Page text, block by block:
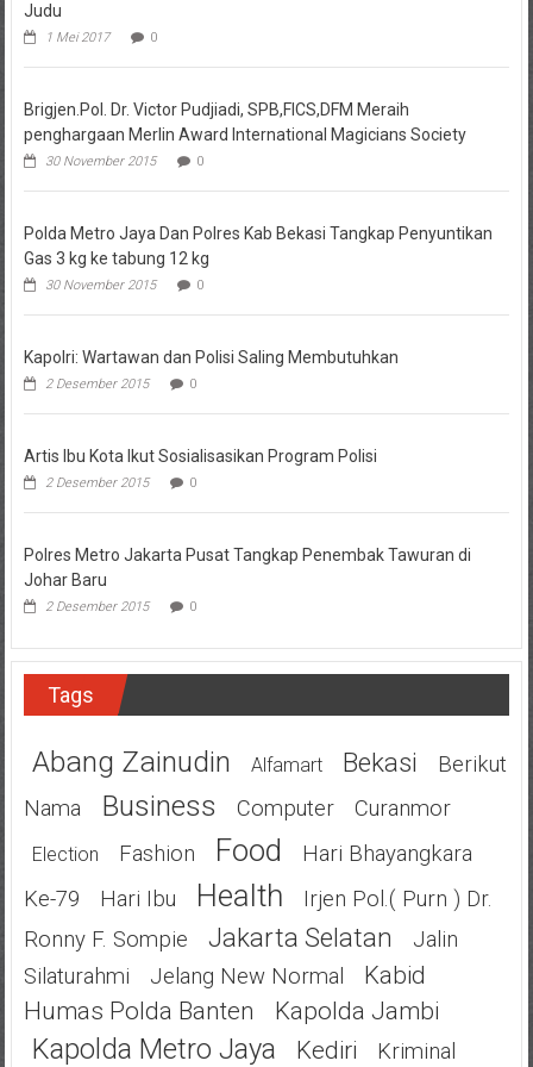
Judu
1 Mei 2017 0
Brigjen.Pol. Dr. Victor Pudjiadi, SPB,FICS,DFM Meraih
penghargaan Merlin Award International Magicians Society
30 November 2015 0
Polda Metro Jaya Dan Polres Kab Bekasi Tangkap Penyuntikan
Gas 3 kg ke tabung 12 kg
30 November 2015 0
Kapolri: Wartawan dan Polisi Saling Membutuhkan
2 Desember 2015 0
Artis Ibu Kota Ikut Sosialisasikan Program Polisi
2 Desember 2015 0
Polres Metro Jakarta Pusat Tangkap Penembak Tawuran di
Johar Baru
2 Desember 2015 0
Tags
Abang Zainudin Alfamart Bekasi
Berikut
Nama
Business Computer Curanmor
Election Fashion Food
Hari Bhayangkara
Ke-79
Hari Ibu Health
Irjen Pol.( Purn ) Dr.
Ronny F. Sompie
Jakarta Selatan
Jalin
Silaturahmi
Jelang New Normal
Kabid
Humas Polda Banten
Kapolda Jambi
Kapolda Metro Jaya Kediri Kriminal